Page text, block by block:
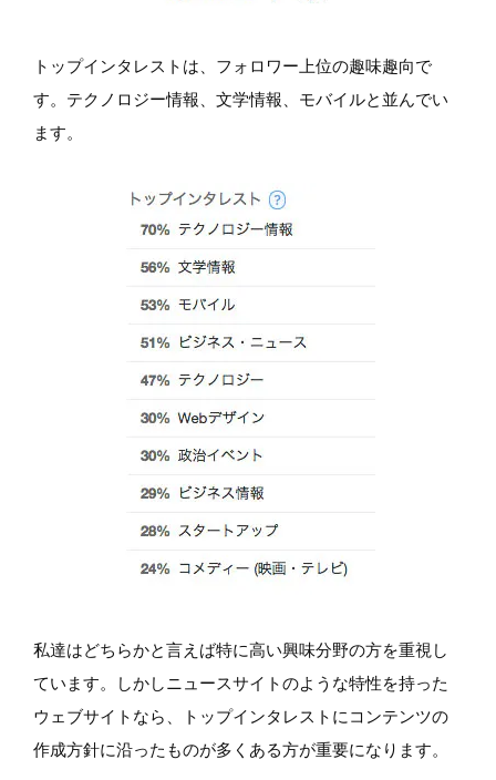
トップインタレストは、フォロワー上位の趣味趣向で
す。テクノロジー情報、文学情報、モバイルと並んでい
ます。
私達はどちらかと言えば特に高い興味分野の方を重視し
ています。しかしニュースサイトのような特性を持った
ウェブサイトなら、トップインタレストにコンテンツの
作成方針に沿ったものが多くある方が重要になります。